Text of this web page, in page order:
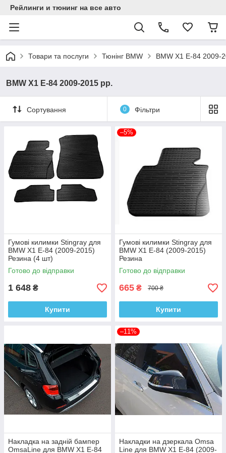
Рейлинги и тюнинг на все авто
Товари та послуги Тюнінг BMW BMW X1 E-84 2009-
BMW X1 E-84 2009-2015 рр.
Сортування 0 Фільтри
Гумові килимки Stingray для
BMW X1 E-84 (2009-2015)
Резина (4 шт)
Готово до відправки
1 648 ₴
Купити
–5%
Гумові килимки Stingray для
BMW X1 E-84 (2009-2015)
Резина
Готово до відправки
665 ₴ 700 ₴
Купити
Накладка на задній бампер
OmsaLine для BMW X1 E-84
–11%
Накладки на дзеркала Omsa
Line для BMW X1 E-84 (2009-